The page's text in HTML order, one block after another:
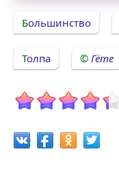
Большинство
Толпа Гёте